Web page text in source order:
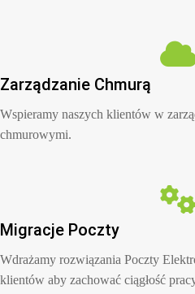
Zarządzanie Chmurą
Wspieramy naszych klientów w
chmurowymi.
Migracje Poczty
Wdrażamy rozwiązania Poczty
klientów aby zachować ciągłość